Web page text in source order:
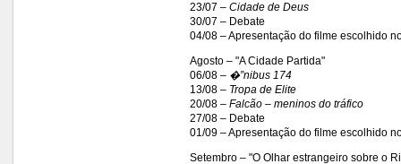
23/07 – Cidade de Deus
30/07 – Debate
04/08 – Apresentação do filme escolhido
Agosto – "A Cidade Partida"
06/08 – �”nibus 174
13/08 – Tropa de Elite
20/08 – Falcão – meninos do tráfico
27/08 – Debate
01/09 – Apresentação do filme escolhido
Setembro – "O Olhar estrangeiro sobre o